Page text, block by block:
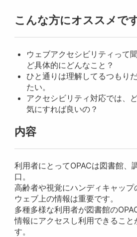
こんな方にオススメです
ウェブアクセシビリティって
ど具体的にどんなこと？
ひと通りは理解してるつもり
たい。
アクセシビリティ対応では、
気にすれば良いの？
内容
利用者にとってOPACは図書館、
口。
高齢者や視覚にハンディキャップ
ウェブ上の情報は重要です。
多種多様な利用者が図書館の
情報にアクセスし利用できること
す。